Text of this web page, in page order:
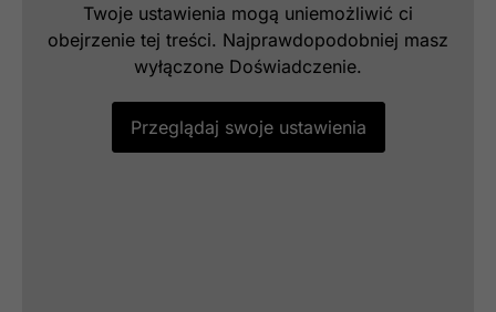
Twoje ustawienia mogą uniemożliwić ci
obejrzenie tej treści. Najprawdopodobniej masz
wyłączone Doświadczenie.
Przeglądaj swoje ustawienia
odwiedzania naszej
strony, zwiększasz
szansę na
treści i ofert.